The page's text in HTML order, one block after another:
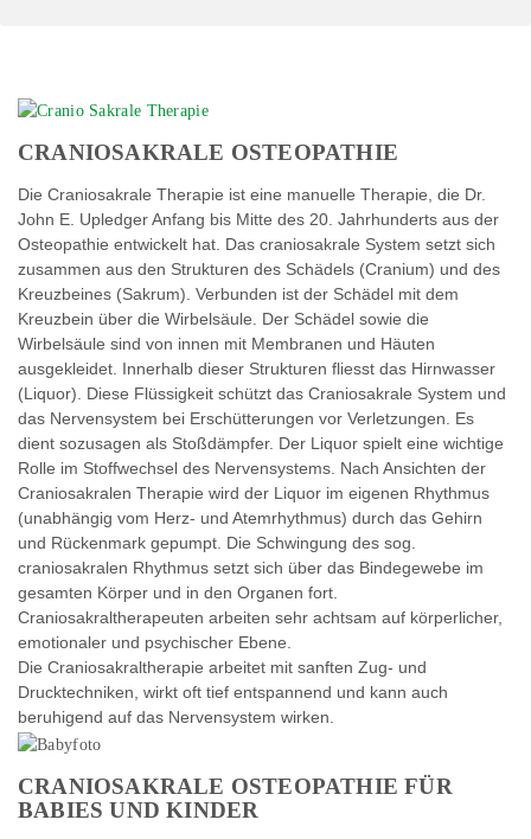
CRANIOSAKRALE OSTEOPATHIE
Die Craniosakrale Therapie ist eine manuelle Therapie, die Dr.
John E. Upledger Anfang bis Mitte des 20. Jahrhunderts aus der
Osteopathie entwickelt hat. Das craniosakrale System setzt sich
zusammen aus den Strukturen des Schädels (Cranium) und des
Kreuzbeines (Sakrum). Verbunden ist der Schädel mit dem
Kreuzbein über die Wirbelsäule. Der Schädel sowie die
Wirbelsäule sind von innen mit Membranen und Häuten
ausgekleidet. Innerhalb dieser Strukturen fliesst das Hirnwasser
(Liquor). Diese Flüssigkeit schützt das Craniosakrale System und
das Nervensystem bei Erschütterungen vor Verletzungen. Es
dient sozusagen als Stoßdämpfer. Der Liquor spielt eine wichtige
Rolle im Stoffwechsel des Nervensystems. Nach Ansichten der
Craniosakralen Therapie wird der Liquor im eigenen Rhythmus
(unabhängig vom Herz- und Atemrhythmus) durch das Gehirn
und Rückenmark gepumpt. Die Schwingung des sog.
craniosakralen Rhythmus setzt sich über das Bindegewebe im
gesamten Körper und in den Organen fort.
Craniosakraltherapeuten arbeiten sehr achtsam auf körperlicher,
emotionaler und psychischer Ebene.
Die Craniosakraltherapie arbeitet mit sanften Zug- und
Drucktechniken, wirkt oft tief entspannend und kann auch
beruhigend auf das Nervensystem wirken.
CRANIOSAKRALE OSTEOPATHIE FÜR
BABIES UND KINDER